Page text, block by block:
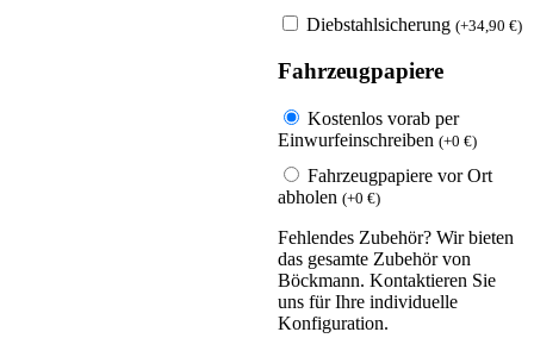
Diebstahlsicherung (+34,90 €)
Fahrzeugpapiere
Kostenlos vorab per
Einwurfeinschreiben (+0 €)
Fahrzeugpapiere vor Ort
abholen (+0 €)
Fehlendes Zubehör? Wir bieten
das gesamte Zubehör von
Böckmann. Kontaktieren Sie
uns für Ihre individuelle
Konfiguration.